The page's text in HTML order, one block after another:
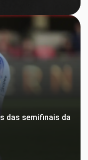
das semifinais da